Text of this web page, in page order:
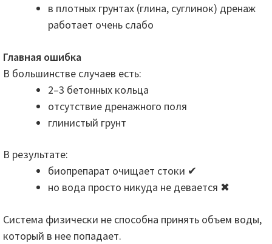
в плотных грунтах (глина, суглинок) дренаж
работает очень слабо
Главная ошибка
В большинстве случаев есть:
2–3 бетонных кольца
отсутствие дренажного поля
глинистый грунт
В результате:
биопрепарат очищает стоки ✔
но вода просто никуда не девается ✖
Система физически не способна принять объем воды,
который в нее попадает.